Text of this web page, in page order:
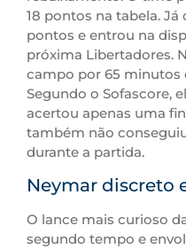
18 pontos na tabela.
pontos e entrou na
próxima Libertadores.
campo por 65 minutos
Segundo o Sofascore,
acertou apenas uma
também não
durante a partida.
Neymar discreto
O lance mais curioso
segundo tempo e